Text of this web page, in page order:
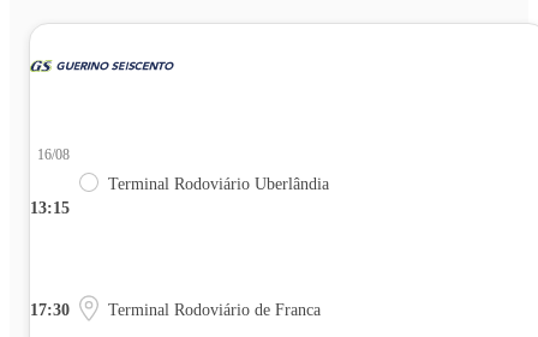
13:15
16/08
Terminal Rodoviário Uberlândia
17:30 Terminal Rodoviário de Franca